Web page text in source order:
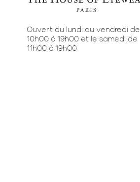
Ouvert du lundi au vendredi de
10h00 à 19h00 et le samedi de
11h00 à 19h00